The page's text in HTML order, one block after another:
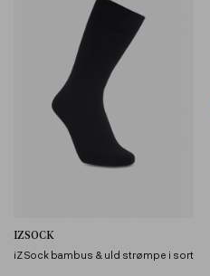
IZSOCK
iZ Sock bambus & uld strømpe i sort